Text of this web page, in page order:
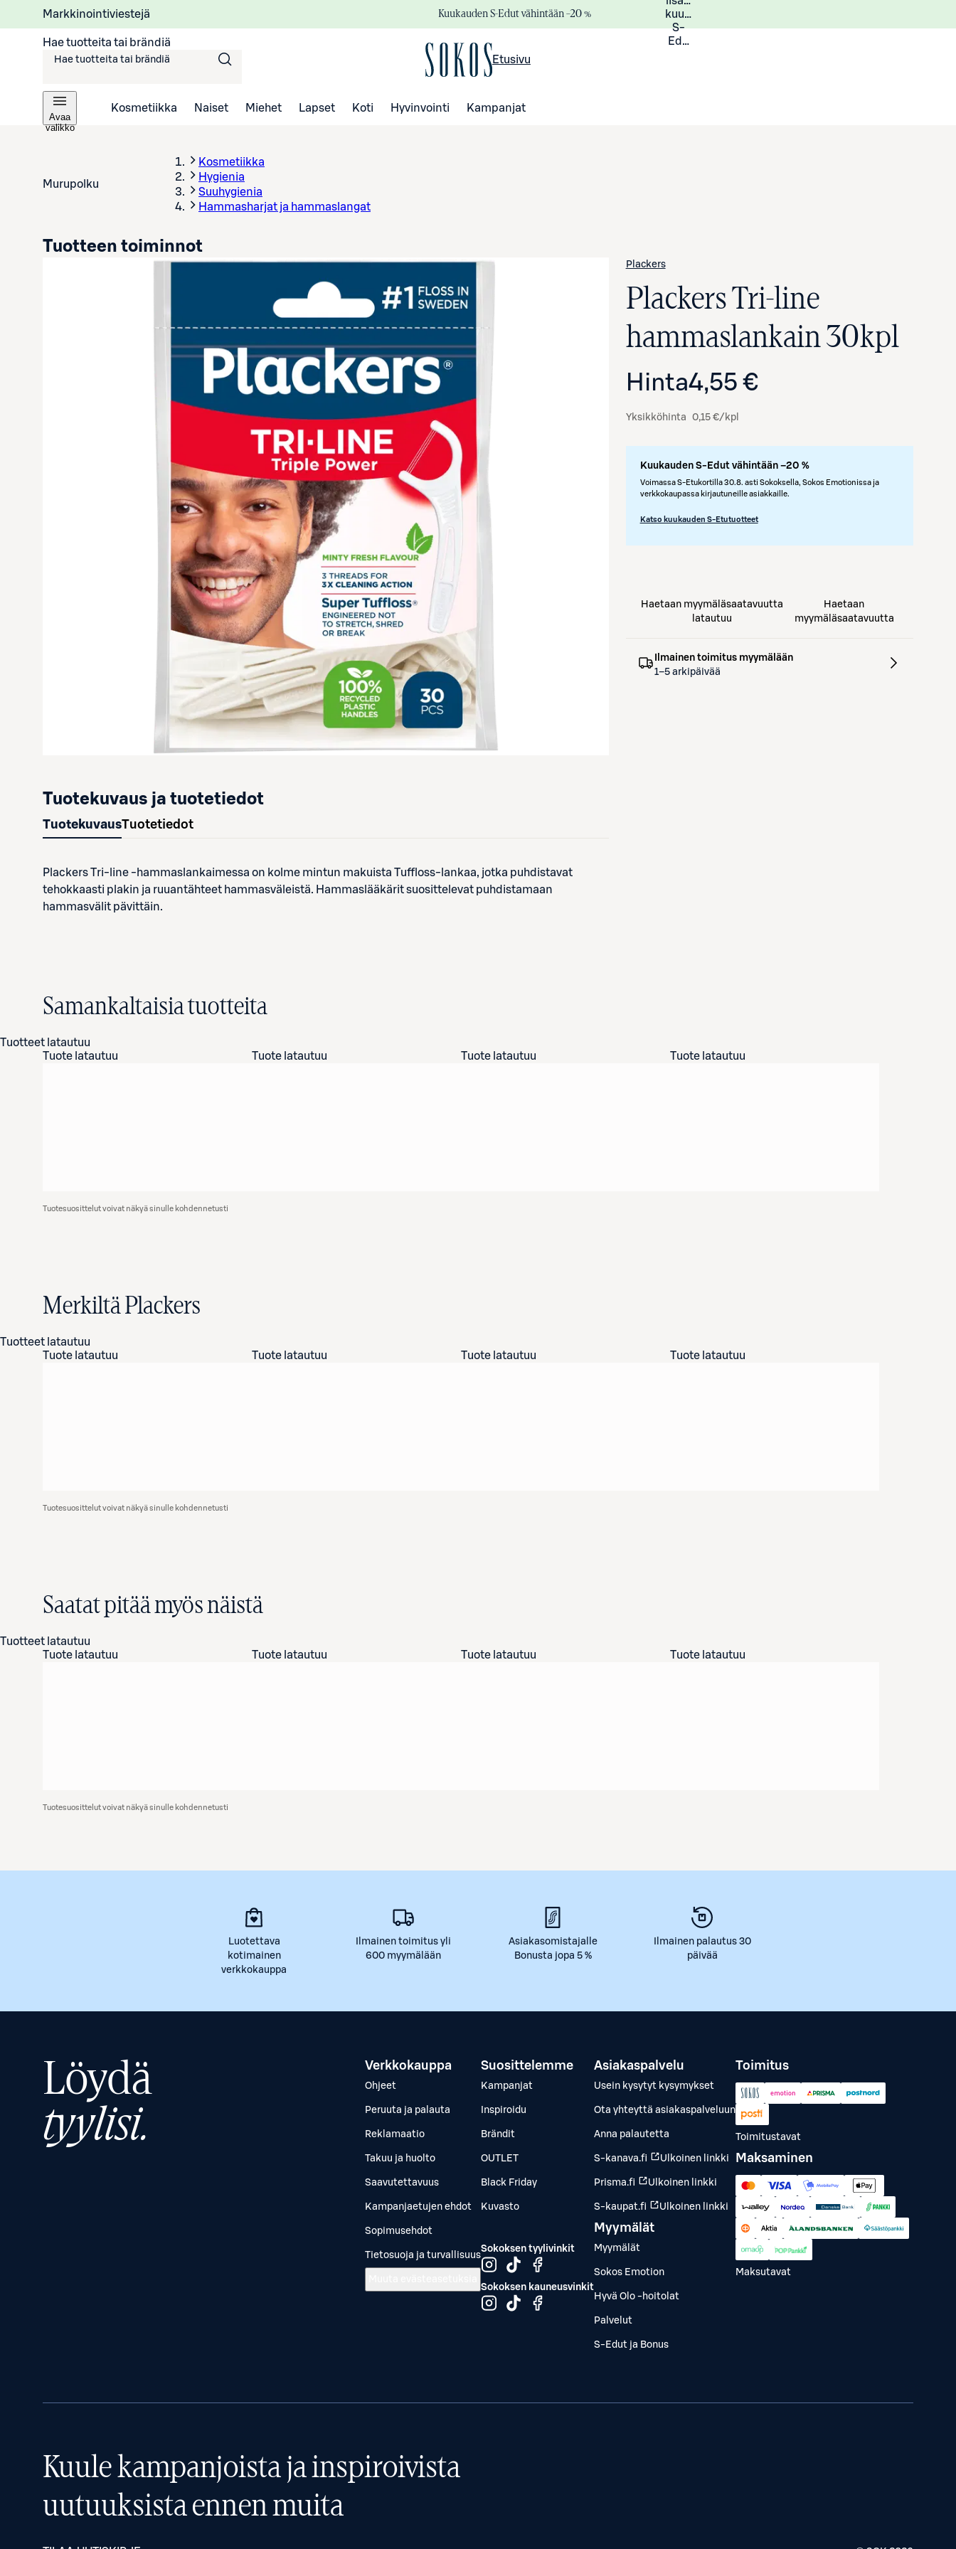
Markkinointiviestejä Kuukauden S-Edut vähintään –20 %
kuukauden
S-
Eduista
Hae tuotteita tai brändiä
Etusivu
Avaa
valikko
Kosmetiikka Naiset Miehet Lapset Koti Hyvinvointi Kampanjat
Murupolku
Kosmetiikka
Hygienia
Suuhygienia
Hammasharjat ja hammaslangat
Avaa tuotekuva suurennettuna
Plackers
Plackers Tri-line
hammaslankain 30kpl
Hinta4,55 €
Yksikköhinta 0,15 €/kpl
Kuukauden S-Edut vähintään –20 %
Voimassa S-Etukortilla 30.8. asti Sokoksella, Sokos Emotionissa ja
verkkokaupassa kirjautuneille asiakkaille.
Katso kuukauden S-Etutuotteet
Tuotteen toiminnot
Haetaan myymäläsaatavuutta
latautuu
Haetaan
myymäläsaatavuutta
Ilmainen toimitus myymälään
1–5 arkipäivää
Tuotekuvaus ja tuotetiedot
TuotekuvausTuotetiedot
Plackers Tri-line -hammaslankaimessa on kolme mintun makuista Tuffloss-lankaa, jotka puhdistavat
tehokkaasti plakin ja ruuantähteet hammasväleistä. Hammaslääkärit suosittelevat puhdistamaan
hammasvälit pävittäin.
Samankaltaisia tuotteita
Tuotteet latautuu
Tuote latautuu
Tuote latautuu Tuote latautuu Tuote latautuu
Tuotesuosittelut voivat näkyä sinulle kohdennetusti
Merkiltä Plackers
Tuotteet latautuu
Tuote latautuu
Tuote latautuu Tuote latautuu Tuote latautuu
Tuotesuosittelut voivat näkyä sinulle kohdennetusti
Saatat pitää myös näistä
Tuotteet latautuu
Tuote latautuu
Tuote latautuu Tuote latautuu Tuote latautuu
Tuotesuosittelut voivat näkyä sinulle kohdennetusti
Luotettava
kotimainen
verkkokauppa
Ilmainen toimitus yli
600 myymälään
Asiakasomistajalle
Bonusta jopa 5 %
Ilmainen palautus 30
päivää
Löydä
tyylisi.
Verkkokauppa
Ohjeet
Peruuta ja palauta
Reklamaatio
Takuu ja huolto
Saavutettavuus
Kampanjaetujen ehdot
Sopimusehdot
Tietosuoja ja turvallisuus
Suosittelemme
Kampanjat
Inspiroidu
Brändit
OUTLET
Black Friday
Kuvasto
Sokoksen tyylivinkit
Sokoksen kauneusvinkit
Asiakaspalvelu
Usein kysytyt kysymykset
Ota yhteyttä asiakaspalveluun
Anna palautetta
S-kanava.fi Ulkoinen linkki
Prisma.fi Ulkoinen linkki
S-kaupat.fi Ulkoinen linkki
Myymälät
Myymälät
Sokos Emotion
Hyvä Olo -hoitolat
Palvelut
S-Edut ja Bonus
Toimitus
Toimitustavat
Maksaminen
Maksutavat
Kuule kampanjoista ja inspiroivista
uutuuksista ennen muita